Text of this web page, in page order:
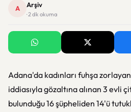
A Arşiv
· 2 dk okuma
Adana'da kadınları fuhşa
iddiasıyla gözaltına alınan 3 evli
bulunduğu 16 şüpheliden 14'ü